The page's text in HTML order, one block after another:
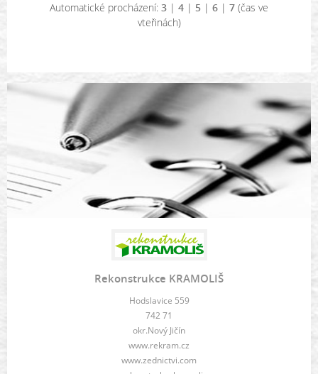
Automatické procházení: 3 | 4 | 5 | 6 | 7 (čas ve
vteřinách)
Rekonstrukce KRAMOLIŠ
Hodslavice 559
742 71
okr.Nový Jičín
www.rekram.cz
www.zednictvi.com